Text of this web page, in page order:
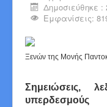
Δημοσιεύθηκε :
Εμφανίσεις:
Ξενών της Μονής
Σημειώσεις,
υπερδεσμούς